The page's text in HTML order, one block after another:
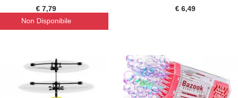
€ 7,79
Non Disponibile
€ 6,49